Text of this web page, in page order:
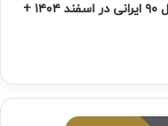
اعلام قیمت جدید ال ۹۰ ایرانی در اسفند ۱۴۰۴ +